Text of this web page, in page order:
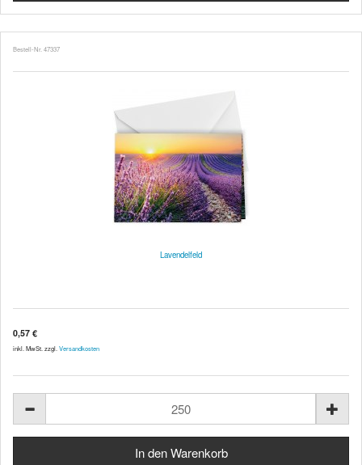
Bestell-Nr. 47337
Lavendelfeld
0,57 €
inkl. MwSt. zzgl. Versandkosten